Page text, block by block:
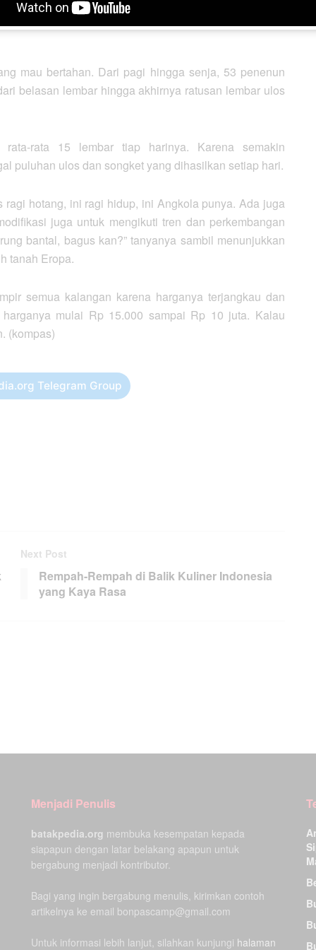
bergabung, sampai 1995 jadi 120 penenun,” tutur
mau bertahan. Dari pagi hingga senja, 53 penenun
belasan lembar hingga akhirnya ratusan lembar ulos
rata 15 lembar tiap harinya. Karena semakin
puluhan ulos dan songket yang dihasilkan setiap hari.
hotang, ini ragi hidup, ini Angkola punya. Ada juga
juga untuk mengikuti tren dan perkembangan
bantal, bagus kan?” tanyanya sambil menunjukkan
tanah Eropa.
semua kalangan karena harganya terjangkau dan
mulai Rp 15.000 sampai Rp 10 juta. Kalau
(kompas)
Telegram Group
Next Post
Rempah-Rempah di Balik Kuliner Indonesia
yang Kaya Rasa
Menjadi Penulis
batakpedia.org membuka kesempatan kepada
siapapun dengan latar belakang apapun untuk
bergabung menjadi kontributor.
Bagi yang ingin bergabung menulis, kirimkan contoh
artikelnya ke email bonpascamp@gmail.com
Untuk informasi lebih lanjut, silahkan kunjungi halaman